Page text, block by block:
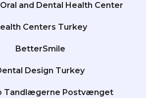
and Dental Health Center
Centers Turkey
BetterSmile
Design Turkey
Tandlægerne Postvænget